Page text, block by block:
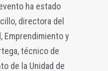
ha estado
directora del
Emprendimiento y
técnico de
de la Unidad de